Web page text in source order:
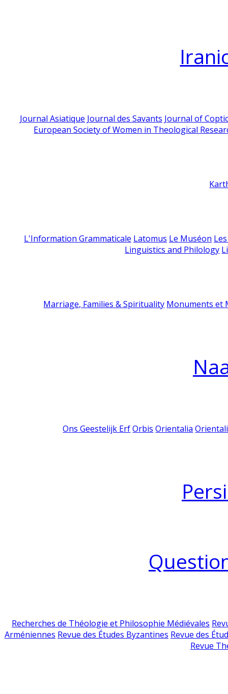
Journal Asiatique Journal des Savants Journal of
European Society of Women in Theological
L'Information Grammaticale Latomus Le Muséon
Linguistics and Philology
Marriage, Families & Spirituality Monuments et
Ons Geestelijk Erf Orbis Orientalia
Recherches de Théologie et Philosophie Médiévales
Arméniennes Revue des Études Byzantines Revue des
Revue